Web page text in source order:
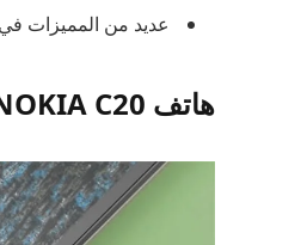
عديد من المميزات في
هاتف NOKIA C20